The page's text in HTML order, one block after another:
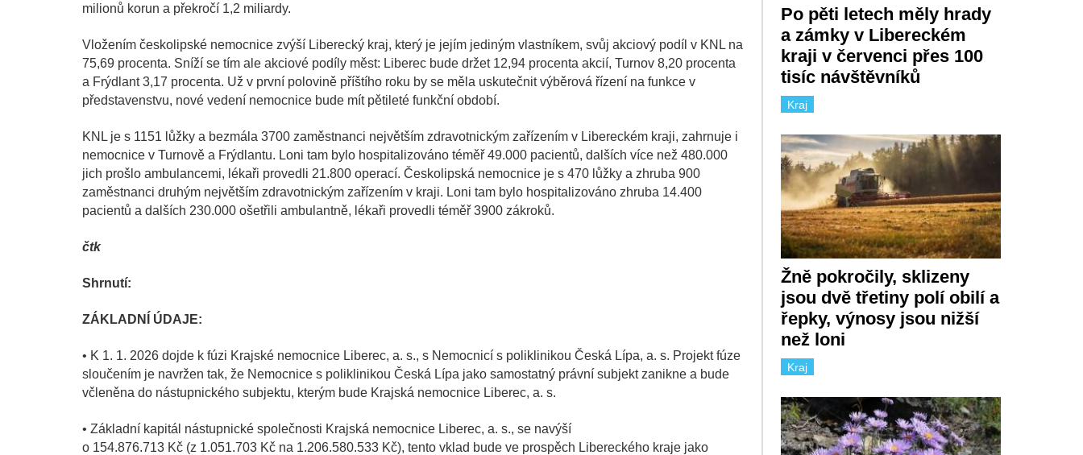
milionů korun a překročí 1,2 miliardy.
Vložením českolipské nemocnice zvýší Liberecký kraj, který je jejím jediným vlastníkem, svůj akciový podíl v KNL na
75,69 procenta. Sníží se tím ale akciové podíly měst: Liberec bude držet 12,94 procenta akcií, Turnov 8,20 procenta
a Frýdlant 3,17 procenta. Už v první polovině příštího roku by se měla uskutečnit výběrová řízení na funkce v
představenstvu, nové vedení nemocnice bude mít pětileté funkční období.
KNL je s 1151 lůžky a bezmála 3700 zaměstnanci největším zdravotnickým zařízením v Libereckém kraji, zahrnuje i
nemocnice v Turnově a Frýdlantu. Loni tam bylo hospitalizováno téměř 49.000 pacientů, dalších více než 480.000
jich prošlo ambulancemi, lékaři provedli 21.800 operací. Českolipská nemocnice je s 470 lůžky a zhruba 900
zaměstnanci druhým největším zdravotnickým zařízením v kraji. Loni tam bylo hospitalizováno zhruba 14.400
pacientů a dalších 230.000 ošetřili ambulantně, lékaři provedli téměř 3900 zákroků.
čtk
Shrnutí:
ZÁKLADNÍ ÚDAJE:
• K 1. 1. 2026 dojde k fúzi Krajské nemocnice Liberec, a. s., s Nemocnicí s poliklinikou Česká Lípa, a. s. Projekt fúze
sloučením je navržen tak, že Nemocnice s poliklinikou Česká Lípa jako samostatný právní subjekt zanikne a bude
včleněna do nástupnického subjektu, kterým bude Krajská nemocnice Liberec, a. s.
• Základní kapitál nástupnické společnosti Krajská nemocnice Liberec, a. s., se navýší
o 154.876.713 Kč (z 1.051.703 Kč na 1.206.580.533 Kč), tento vklad bude ve prospěch Libereckého kraje jako
Po pěti letech měly hrady
a zámky v Libereckém
kraji v červenci přes 100
tisíc návštěvníků
Kraj
Žně pokročily, sklizeny
jsou dvě třetiny polí obilí a
řepky, výnosy jsou nižší
než loni
Kraj